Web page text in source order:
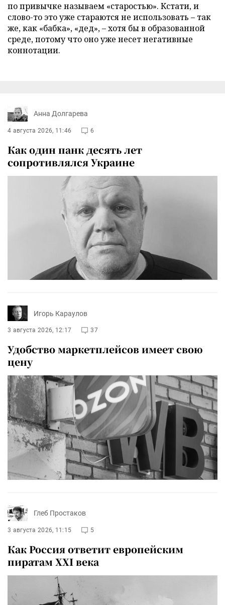
по привычке называем «старостью». Кстати, и
слово-то это уже стараются не использовать – так
же, как «бабка», «дед», – хотя бы в образованной
среде, потому что оно уже несет негативные
коннотации.
Анна Долгарева
4 августа 2026, 11:46 6
Как один панк десять лет
сопротивлялся Украине
Игорь Караулов
3 августа 2026, 12:17 37
Удобство маркетплейсов имеет свою
цену
Глеб Простаков
3 августа 2026, 11:15 5
Как Россия ответит европейским
пиратам XXI века